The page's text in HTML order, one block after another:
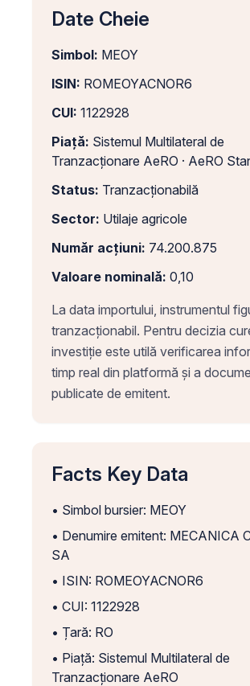
Date Cheie
Simbol: MEOY
ISIN: ROMEOYACNOR6
CUI: 1122928
Piață: Sistemul Multilateral de
Tranzacționare AeRO · AeRO
Status: Tranzacționabilă
Sector: Utilaje agricole
Număr acțiuni: 74.200.875
Valoare nominală: 0,10
La data importului, instrumentul
tranzacționabil. Pentru decizia
investiție este utilă verificarea
timp real din platformă și a
publicate de emitent.
Facts Key Data
• Simbol bursier: MEOY
• Denumire emitent: MECANICA
SA
• ISIN: ROMEOYACNOR6
• CUI: 1122928
• Țară: RO
• Piață: Sistemul Multilateral de
Tranzacționare AeRO